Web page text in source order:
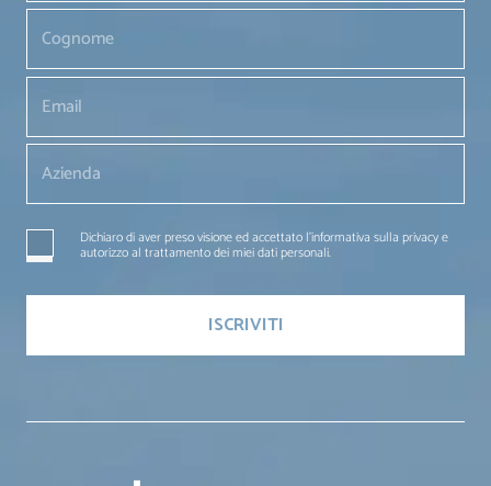
Dichiaro di aver preso visione ed accettato l'informativa sulla privacy e
autorizzo al trattamento dei miei dati personali.